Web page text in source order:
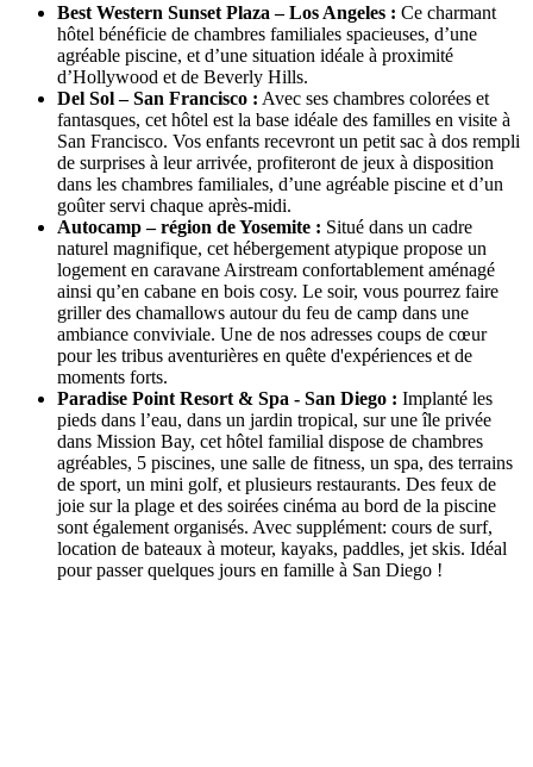
Best Western Sunset Plaza – Los Angeles : Ce charmant
hôtel bénéficie de chambres familiales spacieuses, d’une
agréable piscine, et d’une situation idéale à proximité
d’Hollywood et de Beverly Hills.
Del Sol – San Francisco : Avec ses chambres colorées et
fantasques, cet hôtel est la base idéale des familles en visite à
San Francisco. Vos enfants recevront un petit sac à dos rempli
de surprises à leur arrivée, profiteront de jeux à disposition
dans les chambres familiales, d’une agréable piscine et d’un
goûter servi chaque après-midi.
Autocamp – région de Yosemite : Situé dans un cadre
naturel magnifique, cet hébergement atypique propose un
logement en caravane Airstream confortablement aménagé
ainsi qu’en cabane en bois cosy. Le soir, vous pourrez faire
griller des chamallows autour du feu de camp dans une
ambiance conviviale. Une de nos adresses coups de cœur
pour les tribus aventurières en quête d'expériences et de
moments forts.
Paradise Point Resort & Spa - San Diego : Implanté les
pieds dans l’eau, dans un jardin tropical, sur une île privée
dans Mission Bay, cet hôtel familial dispose de chambres
agréables, 5 piscines, une salle de fitness, un spa, des terrains
de sport, un mini golf, et plusieurs restaurants. Des feux de
joie sur la plage et des soirées cinéma au bord de la piscine
sont également organisés. Avec supplément: cours de surf,
location de bateaux à moteur, kayaks, paddles, jet skis. Idéal
pour passer quelques jours en famille à San Diego !